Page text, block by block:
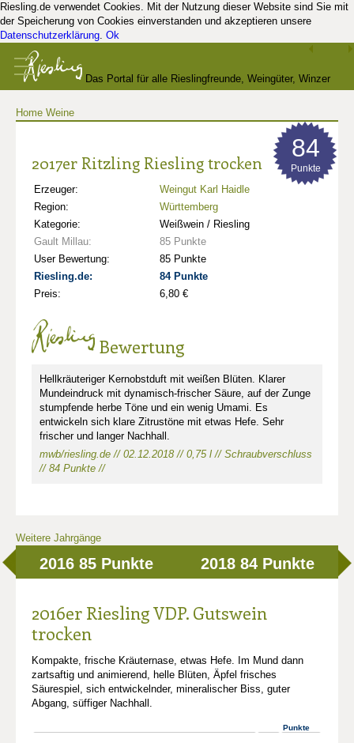
Riesling.de verwendet Cookies. Mit der Nutzung dieser Website sind Sie mit
der Speicherung von Cookies einverstanden und akzeptieren unsere
Datenschutzerklärung. Ok
Das Portal für alle Rieslingfreunde, Weingüter, Winzer
Home Weine
2017er Ritzling Riesling trocken
Erzeuger:
Weingut Karl Haidle
Region:
Württemberg
Kategorie:
Weißwein / Riesling
Gault Millau:
85 Punkte
User Bewertung:
85 Punkte
Riesling.de:
84 Punkte
Preis:
6,80 €
84
Punkte
Bewertung
Hellkräuteriger Kernobstduft mit weißen Blüten. Klarer
Mundeindruck mit dynamisch-frischer Säure, auf der Zunge
stumpfende herbe Töne und ein wenig Umami. Es
entwickeln sich klare Zitrustöne mit etwas Hefe. Sehr
frischer und langer Nachhall.
mwb/riesling.de // 02.12.2018 // 0,75 l // Schraubverschluss
// 84 Punkte //
Weitere Jahrgänge
2016 85 Punkte 2018 84 Punkte
2016er Riesling VDP. Gutswein
trocken
Kompakte, frische Kräuternase, etwas Hefe. Im Mund dann
zartsaftig und animierend, helle Blüten, Äpfel frisches
Säurespiel, sich entwickelnder, mineralischer Biss, guter
Abgang, süffiger Nachhall.
Punkte